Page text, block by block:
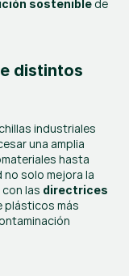
sostenible de
distintos
industriales
una amplia
hasta
solo mejora la
las directrices
plásticos más